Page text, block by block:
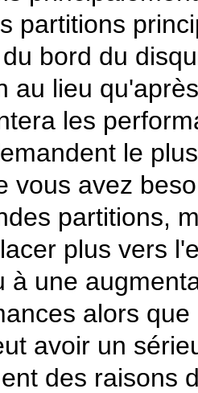
partitions
bord du
au lieu
les
le
vous avez
partitions,
plus vers
à une
alors
avoir un
des raisons